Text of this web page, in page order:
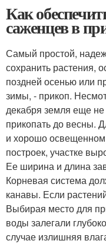
Как
саженцев в
Самый простой,
сохранить растения,
поздней осенью или
зимы, - прикоп.
декабря земля еще
прикопать до весны.
и хорошо
построек, участке
Ее ширина и длина
Корневая система
канавы. Если
Выбирая место для
воды залегали
случае излишняя